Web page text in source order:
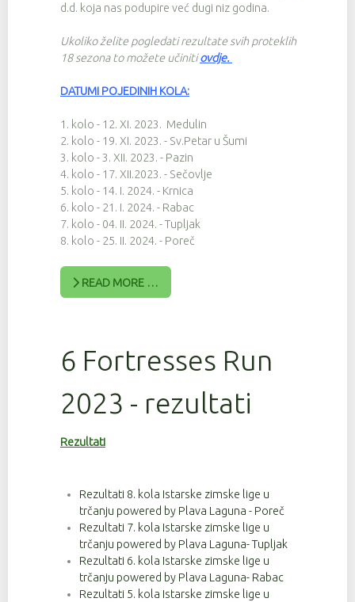
d.d. koja nas podupire već dugi niz godina.
Ukoliko želite pogledati rezultate svih proteklih
18 sezona to možete učinitiovdje.
DATUMI POJEDINIH KOLA:
1. kolo - 12. XI. 2023. Medulin
2. kolo - 19. XI. 2023. - Sv.Petar u Šumi
3. kolo - 3. XII. 2023. - Pazin
4. kolo - 17. XII.2023. - Sečovlje
5. kolo - 14. I. 2024. - Krnica
6. kolo - 21. I. 2024. - Rabac
7. kolo - 04. II. 2024. - Tupljak
8. kolo - 25. II. 2024. - Poreč
READ MORE …
6 Fortresses Run
2023 - rezultati
Rezultati
Rezultati 8. kola Istarske zimske lige u
trčanju powered by Plava Laguna - Poreč
Rezultati 7. kola Istarske zimske lige u
trčanju powered by Plava Laguna- Tupljak
Rezultati 6. kola Istarske zimske lige u
trčanju powered by Plava Laguna- Rabac
Rezultati 5. kola Istarske zimske lige u